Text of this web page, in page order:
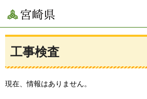
宮崎県
工事検査
現在、情報はありません。